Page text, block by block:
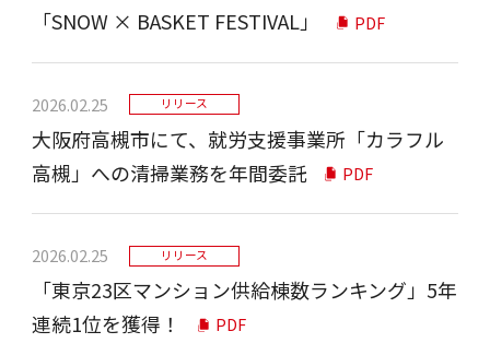
「SNOW × BASKET FESTIVAL」
PDF
2026.02.25 リリース
大阪府高槻市にて、就労支援事業所「カラフル
高槻」への清掃業務を年間委託
PDF
2026.02.25 リリース
「東京23区マンション供給棟数ランキング」5年
連続1位を獲得！
PDF